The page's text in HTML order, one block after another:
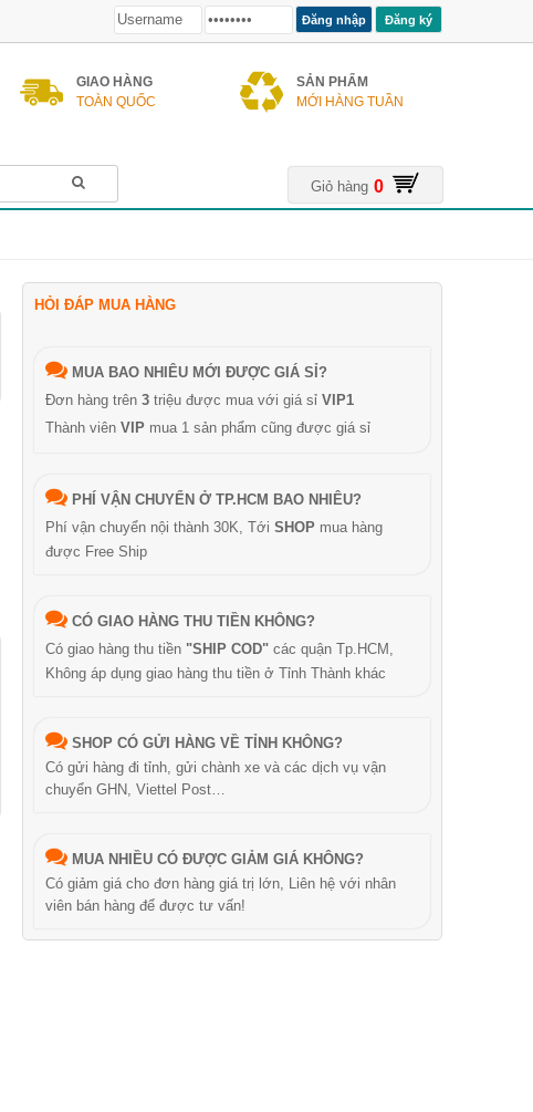
Đăng ký
GIAO HÀNG
TOÀN QUỐC
SẢN PHẨM
MỚI HÀNG TUẦN
Giỏ hàng 0
HỎI ĐÁP MUA HÀNG
MUA BAO NHIÊU MỚI ĐƯỢC GIÁ SỈ?
Đơn hàng trên 3 triệu được mua với giá sỉ VIP1
Thành viên VIP mua 1 sản phẩm cũng được giá sỉ
PHÍ VẬN CHUYỂN Ở TP.HCM BAO NHIÊU?
Phí vận chuyển nội thành 30K, Tới SHOP mua hàng
được Free Ship
CÓ GIAO HÀNG THU TIỀN KHÔNG?
Có giao hàng thu tiền "SHIP COD" các quận Tp.HCM,
Không áp dụng giao hàng thu tiền ở Tỉnh Thành khác
SHOP CÓ GỬI HÀNG VỀ TỈNH KHÔNG?
Có gửi hàng đi tỉnh, gửi chành xe và các dịch vụ vận
chuyển GHN, Viettel Post…
MUA NHIỀU CÓ ĐƯỢC GIẢM GIÁ KHÔNG?
Có giảm giá cho đơn hàng giá trị lớn, Liên hệ với nhân
viên bán hàng để được tư vấn!